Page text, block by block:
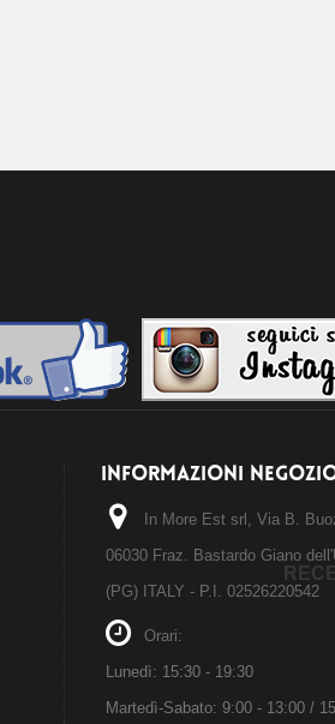
INFORMAZIONI
In More Est srl, Via B.
06030 Fraz. Bastardo Giano
(PG) ITALY - P.I. 02526220542
Orari:
Lunedì: 15:30 - 19:30
Martedì-Sabato: 9:00 - 13:00 /